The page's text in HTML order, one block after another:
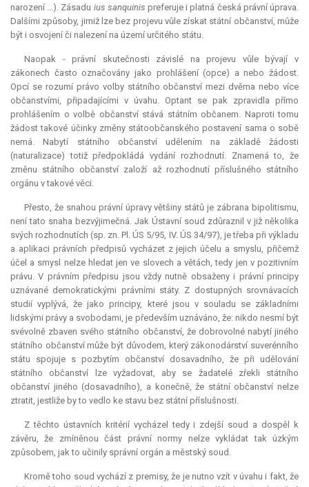
narození ...). Zásadu ius sanquinis preferuje i platná česká právní úprava.
Dalšími způsoby, jimiž lze bez projevu vůle získat státní občanství, může
být i osvojení či nalezení na území určitého státu.
Naopak - právní skutečnosti závislé na projevu vůle bývají v
zákonech často označovány jako prohlášení (opce) a nebo žádost.
Opcí se rozumí právo volby státního občanství mezi dvěma nebo více
občanstvími, připadajícími v úvahu. Optant se pak zpravidla přímo
prohlášením o volbě občanství stává státním občanem. Naproti tomu
žádost takové účinky změny státoobčanského postavení sama o sobě
nemá. Nabytí státního občanství udělením na základě žádosti
(naturalizace) totiž předpokládá vydání rozhodnutí. Znamená to, že
změnu státního občanství založí až rozhodnutí příslušného státního
orgánu v takové věci.
Přesto, že snahou právní úpravy většiny států je zábrana bipolitismu,
není tato snaha bezvýjimečná. Jak Ústavní soud zdůraznil v již několika
svých rozhodnutích (sp. zn. Pl. ÚS 5/95, IV. ÚS 34/97), je třeba při výkladu
a aplikaci právních předpisů vycházet z jejich účelu a smyslu, přičemž
účel a smysl nelze hledat jen ve slovech a větách, tedy jen v pozitivním
právu. V právním předpisu jsou vždy nutně obsaženy i právní principy
uznávané demokratickými právními státy. Z dostupných srovnávacích
studií vyplývá, že jako principy, které jsou v souladu se základními
lidskými právy a svobodami, je především uznáváno, že: nikdo nesmí být
svévolně zbaven svého státního občanství, že dobrovolné nabytí jiného
státního občanství může být důvodem, který zákonodárství suverénního
státu spojuje s pozbytím občanství dosavadního, že při udělování
státního občanství lze vyžadovat, aby se žadatelé zřekli státního
občanství jiného (dosavadního), a konečně, že státní občanství nelze
ztratit, jestliže by to vedlo ke stavu bez státní příslušnosti.
Z těchto ústavních kritérií vycházel tedy i zdejší soud a dospěl k
závěru, že zmíněnou část právní normy nelze vykládat tak úzkým
způsobem, jak to učinily správní orgán a městský soud.
Kromě toho soud vychází z premisy, že je nutno vzít v úvahu i fakt, že